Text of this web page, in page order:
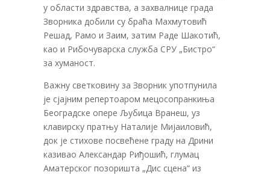
у области здравства, а захвалнице града
Зворника добили су браћа Махмутовић
Решад, Рамо и Заим, затим Раде Шакотић,
као и Рибочуварска служба СРУ „Бистро“
за хуманост.
Важну светковину за Зворник употпунила
је сјајним репертоаром мецосопранкиња
Београдске опере Љубица Вранеш, уз
клавирску пратњу Наталије Мијаиловић,
док је стихове посвећене граду на Дрини
казивао Александар Риђошић, глумац
Аматерског позоришта „Дис сцена“ из